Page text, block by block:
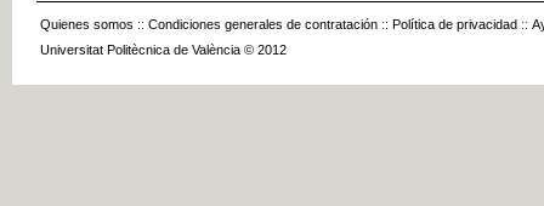
Quienes somos :: Condiciones generales de contratación :: Política de privacidad ::
Universitat Politècnica de València © 2012